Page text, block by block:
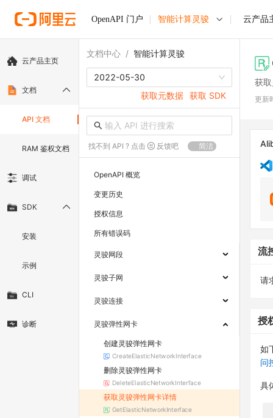
OpenAPI 门户 智能计算灵骏 云产品
云产品主页
文档
API 文档
RAM 鉴权文档
调试
SDK
安装
示例
CLI
诊断
文档中心 / 智能计算灵骏
2022-05-30
获取元数据 获取 SDK
找不到 API ? 点击 反馈吧 简洁
OpenAPI 概览
变更历史
授权信息
所有错误码
灵骏网段
灵骏子网
灵骏连接
灵骏弹性网卡
创建灵骏弹性网卡
CreateElasticNetworkInterface
删除灵骏弹性网卡
DeleteElasticNetworkInterface
获取灵骏弹性网卡详情
GetElasticNetworkInterface
获
更新
流
请
授
如
问
具